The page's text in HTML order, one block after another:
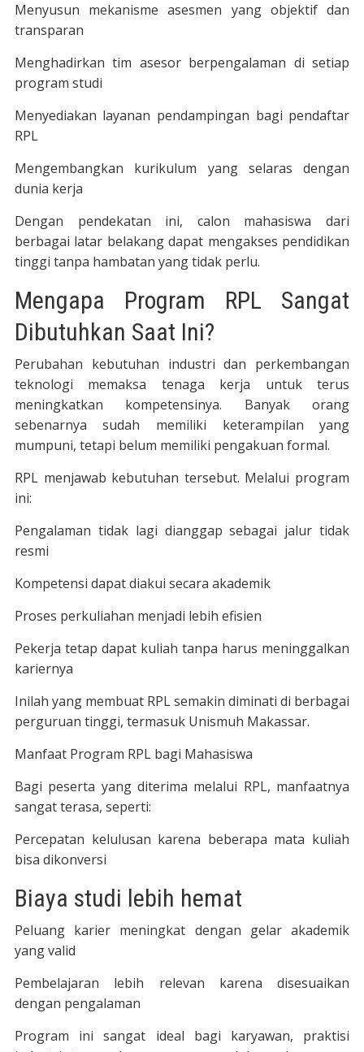
Menyusun mekanisme asesmen yang objektif dan
transparan
Menghadirkan tim asesor berpengalaman di setiap
program studi
Menyediakan layanan pendampingan bagi pendaftar
RPL
Mengembangkan kurikulum yang selaras dengan
dunia kerja
Dengan pendekatan ini, calon mahasiswa dari
berbagai latar belakang dapat mengakses pendidikan
tinggi tanpa hambatan yang tidak perlu.
Mengapa Program RPL Sangat
Dibutuhkan Saat Ini?
Perubahan kebutuhan industri dan perkembangan
teknologi memaksa tenaga kerja untuk terus
meningkatkan kompetensinya. Banyak orang
sebenarnya sudah memiliki keterampilan yang
mumpuni, tetapi belum memiliki pengakuan formal.
RPL menjawab kebutuhan tersebut. Melalui program
ini:
Pengalaman tidak lagi dianggap sebagai jalur tidak
resmi
Kompetensi dapat diakui secara akademik
Proses perkuliahan menjadi lebih efisien
Pekerja tetap dapat kuliah tanpa harus meninggalkan
kariernya
Inilah yang membuat RPL semakin diminati di berbagai
perguruan tinggi, termasuk Unismuh Makassar.
Manfaat Program RPL bagi Mahasiswa
Bagi peserta yang diterima melalui RPL, manfaatnya
sangat terasa, seperti:
Percepatan kelulusan karena beberapa mata kuliah
bisa dikonversi
Biaya studi lebih hemat
Peluang karier meningkat dengan gelar akademik
yang valid
Pembelajaran lebih relevan karena disesuaikan
dengan pengalaman
Program ini sangat ideal bagi karyawan, praktisi